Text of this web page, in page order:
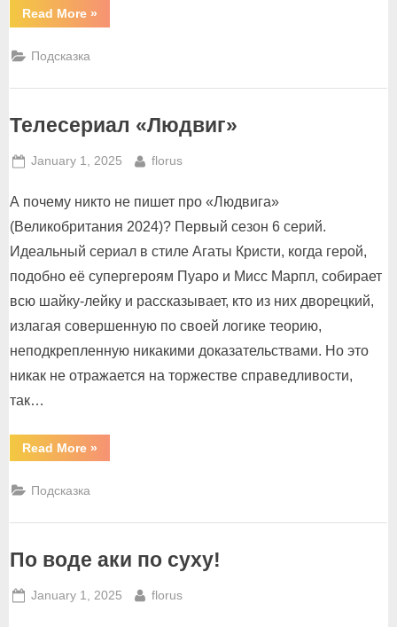
Read More“А
вечность
морской
»
Подсказка
Телесериал «Людвиг»
Posted
January 1, 2025 By
florus
А почему никто не пишет про «Людвига»
(Великобритания 2024)? Первый сезон 6 серий.
Идеальный сериал в стиле Агаты Кристи, когда герой,
подобно её супергероям Пуаро и Мисс Марпл, собирает
всю шайку-лейку и рассказывает, кто из них дворецкий,
излагая совершенную по своей логике теорию,
неподкрепленную никакими доказательствами. Но это
никак не отражается на торжестве справедливости,
так…
Read More“Телесериал
«Людвиг»”
»
Подсказка
По воде аки по суху!
Posted
January 1, 2025 By
florus